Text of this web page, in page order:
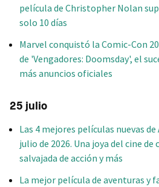
película de Christopher Nolan
solo 10 días
Marvel conquistó la Comic-Con
de 'Vengadores: Doomsday', el
más anuncios oficiales
25 julio
Las 4 mejores películas nuevas
julio de 2026. Una joya del cine
salvajada de acción y más
La mejor película de aventuras y